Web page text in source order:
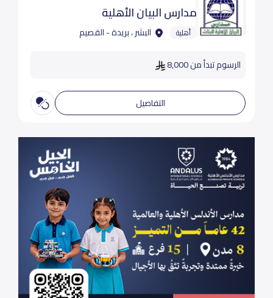
مدارس البيان الأهلية
أهلية البشر ، بريدة - القصيم
الرسوم تبدأ من 8,000
التفاصيل